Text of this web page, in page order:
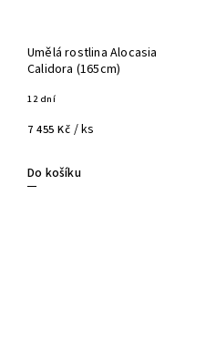
Umělá rostlina Alocasia
Calidora (165cm)
12 dní
7 455 Kč / ks
Do košíku